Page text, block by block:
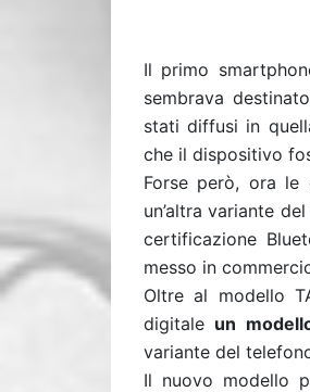
Il primo
sembrava
stati diffusi in
che il dispositivo
Forse però, ora le
un’altra variante
certificazione
messo in
Oltre al modello
digitale un
variante del
Il nuovo modello